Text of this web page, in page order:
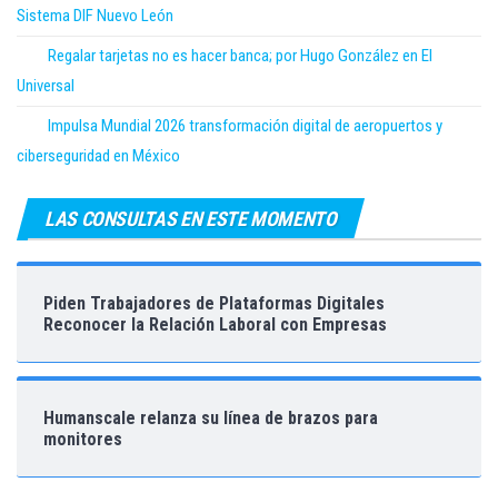
Sistema DIF Nuevo León
Regalar tarjetas no es hacer banca; por Hugo González en El
Universal
Impulsa Mundial 2026 transformación digital de aeropuertos y
ciberseguridad en México
LAS CONSULTAS EN ESTE MOMENTO
Piden Trabajadores de Plataformas Digitales
Reconocer la Relación Laboral con Empresas
Humanscale relanza su línea de brazos para
monitores